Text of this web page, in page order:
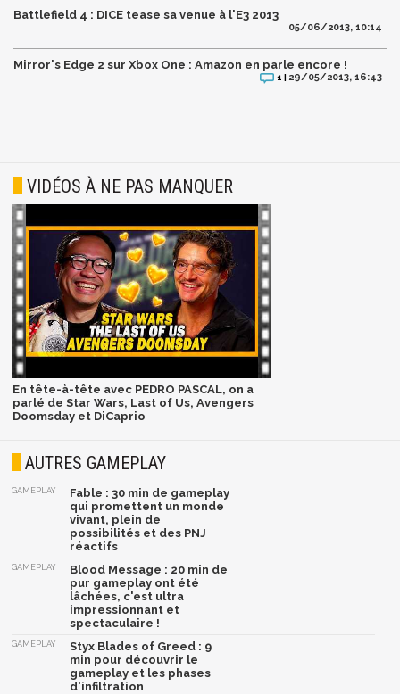
Battlefield 4 : DICE tease sa venue à l'E3 2013
05/06/2013, 10:14
Mirror's Edge 2 sur Xbox One : Amazon en parle encore !
1 | 29/05/2013, 16:43
VIDÉOS À NE PAS MANQUER
En tête-à-tête avec PEDRO PASCAL, on a
parlé de Star Wars, Last of Us, Avengers
Doomsday et DiCaprio
AUTRES GAMEPLAY
GAMEPLAY
Fable : 30 min de gameplay
qui promettent un monde
vivant, plein de
possibilités et des PNJ
réactifs
GAMEPLAY
Blood Message : 20 min de
pur gameplay ont été
lâchées, c'est ultra
impressionnant et
spectaculaire !
GAMEPLAY
Styx Blades of Greed : 9
min pour découvrir le
gameplay et les phases
d'infiltration